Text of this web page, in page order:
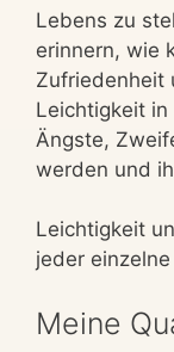
Lebens zu
erinnern, wie
Zufriedenheit
Leichtigkeit
Ängste,
werden und
Leichtigkeit
jeder
Meine